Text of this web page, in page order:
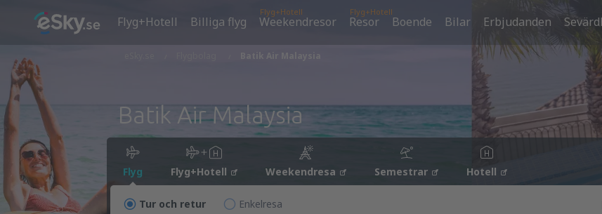
Flyg+Hotell Billiga flyg
Flyg+Hotell
Weekendresor
Flyg+Hotell
Resor Boende Bilar Erbjudanden
Batik Air Malaysia
Flyg Flyg+Hotell Weekendresa Semestrar Hotell
Tur och retur Enkelresa